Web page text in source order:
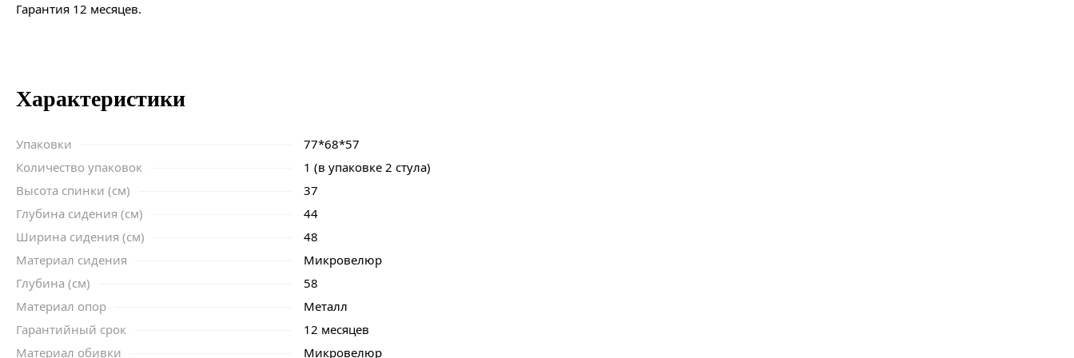
Гарантия 12 месяцев.
Характеристики
Упаковки
77*68*57
Количество упаковок
1 (в упаковке 2 стула)
Высота спинки (см)
37
Глубина сидения (см)
44
Ширина сидения (см)
48
Материал сидения
Микровелюр
Глубина (см)
58
Материал опор
Металл
Гарантийный срок
12 месяцев
Материал обивки
Микровелюр